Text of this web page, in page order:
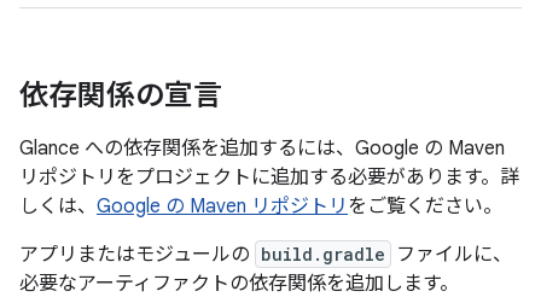
依存関係の宣言
Glance への依存関係を追加するには、Google の Maven
リポジトリをプロジェクトに追加する必要があります。詳
しくは、 Google の Maven リポジトリ をご覧ください。
アプリまたはモジュールの build.gradle
ファイルに、
必要なアーティファクトの依存関係を追加します。